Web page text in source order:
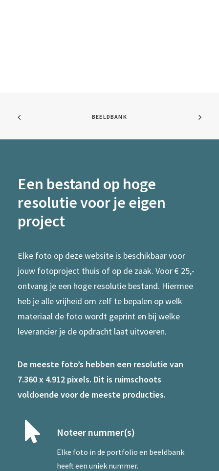
BEELDBANK
Een bestand op hoge
resolutie voor je eigen
project
Elke foto op deze website is beschikbaar voor
jouw fotoproject thuis of op de zaak. Voor € 25,-
ontvang je een hoge resolutie bestand. Hiermee
heb je alle vrijheid om zelf te bepalen op welk
materiaal de foto wordt geprint en bij welke
leverancier je de opdracht laat uitvoeren.
De meeste foto’s hebben een resolutie van
7.360 x 4.912 pixels. Dit is ruimschoots
voldoende voor de meeste producties.
Noteer nummer(s)
Elke foto in de portfolio en beeldbank
heeft een uniek nummer.